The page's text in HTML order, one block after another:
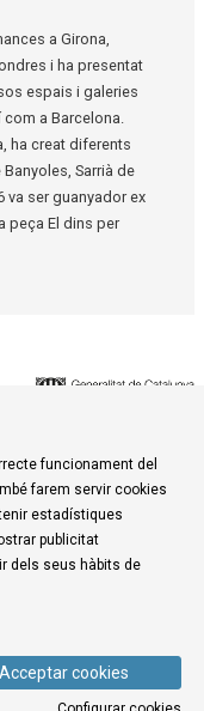
a Girona,
i ha presentat
espais i galeries
com a Barcelona.
ha creat diferents
Sarrià de
va ser guanyador ex
peça El dins per
funcionament del
farem servir cookies
estadístiques
publicitat
dels seus hàbits de
Acceptar cookies